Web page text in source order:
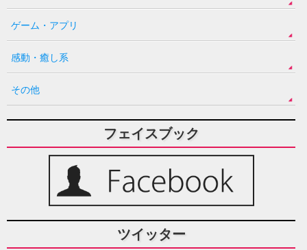
ゲーム・アプリ
感動・癒し系
その他
フェイスブック
ツイッター